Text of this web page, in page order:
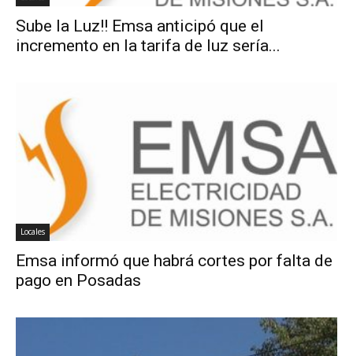
Sube la Luz!! Emsa anticipó que el
incremento en la tarifa de luz sería...
Locales
Emsa informó que habrá cortes por falta de
pago en Posadas